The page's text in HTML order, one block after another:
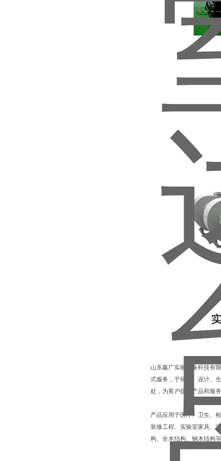
山东鑫广实验设备科技有
式服务，于研发、设计、
处，为客户提供产品和服
产品应用于医疗、卫生、
装修工程、实验室家具、
构、全木结构、钢木结构